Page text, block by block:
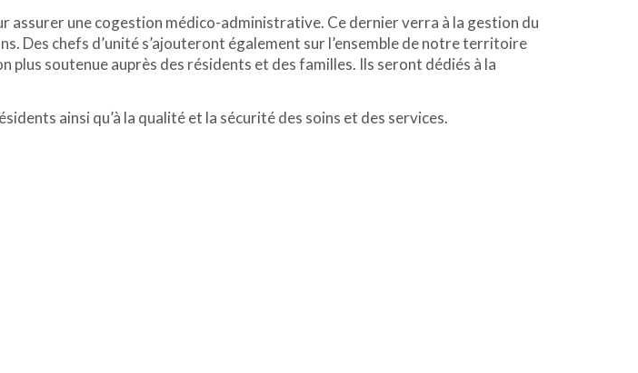
assurer une cogestion médico-administrative. Ce dernier verra à la gestion du
Des chefs d’unité s’ajouteront également sur l’ensemble de notre territoire
soutenue auprès des résidents et des familles. Ils seront dédiés à la
ainsi qu’à la qualité et la sécurité des soins et des services.